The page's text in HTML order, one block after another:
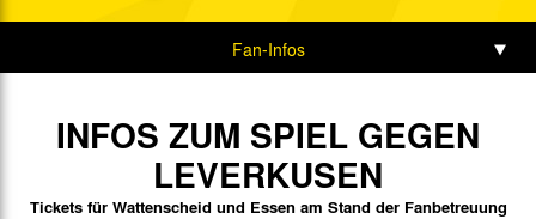
Fan-Infos
Spielbericht
Bilder
INFOS ZUM SPIEL GEGEN
LEVERKUSEN
Tickets für Wattenscheid und Essen am Stand der Fanbetreuung